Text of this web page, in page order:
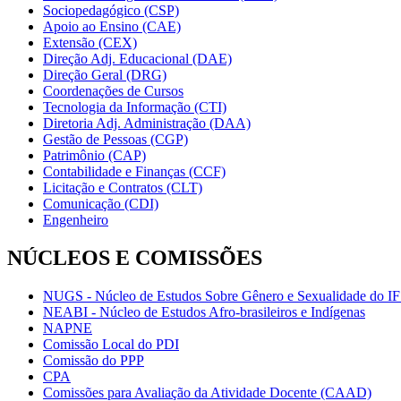
Sociopedagógico (CSP)
Apoio ao Ensino (CAE)
Extensão (CEX)
Direção Adj. Educacional (DAE)
Direção Geral (DRG)
Coordenações de Cursos
Tecnologia da Informação (CTI)
Diretoria Adj. Administração (DAA)
Gestão de Pessoas (CGP)
Patrimônio (CAP)
Contabilidade e Finanças (CCF)
Licitação e Contratos (CLT)
Comunicação (CDI)
Engenheiro
NÚCLEOS E COMISSÕES
NUGS - Núcleo de Estudos Sobre Gênero e Sexualidade do
NEABI - Núcleo de Estudos Afro-brasileiros e Indígenas
NAPNE
Comissão Local do PDI
Comissão do PPP
CPA
Comissões para Avaliação da Atividade Docente (CAAD)